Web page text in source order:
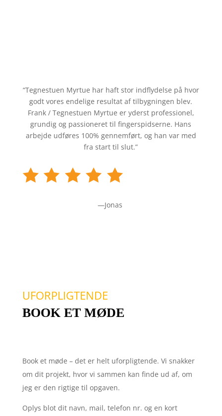
“Tegnestuen Myrtue har haft stor indflydelse på hvor
godt vores endelige resultat af tilbygningen blev.
Frank / Tegnestuen Myrtue er yderst professionel,
grundig og passioneret til fingerspidserne. Hans
arbejde udføres 100% gennemført, og han var med
fra start til slut.”
—Jonas
UFORPLIGTENDE
BOOK ET MØDE
Book et møde – det er helt uforpligtende. Vi snakker
om dit projekt, hvor vi sammen kan finde ud af, om
jeg er den rigtige til opgaven.
Oplys blot dit navn, mail, telefon nr. og en kort